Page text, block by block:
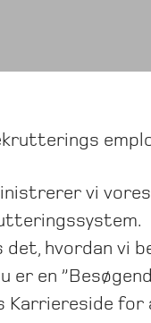
vi
hvordan vi
er en
Karriereside